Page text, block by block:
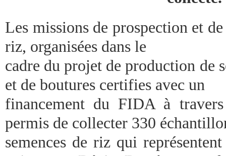
Les missions de prospection et
riz, organisées dans le
cadre du projet de production de
et de boutures certifies avec un
financement du FIDA à
permis de collecter 330
semences de riz qui